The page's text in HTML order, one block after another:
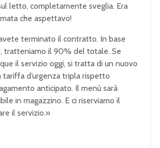
letto, completamente sveglia. Era
che aspettavo!
terminato il contratto. In base
tratteniamo il 90% del totale. Se
il servizio oggi, si tratta di un nuovo
d’urgenza tripla rispetto
anticipato. Il menù sarà
in magazzino. E ci riserviamo il
il servizio.»